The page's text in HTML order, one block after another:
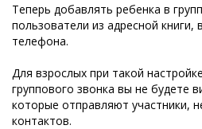
Теперь добавлять ребенка в
пользователи из адресной книги,
телефона.
Для взрослых при такой
группового звонка вы не будете
которые отправляют участники,
контактов.